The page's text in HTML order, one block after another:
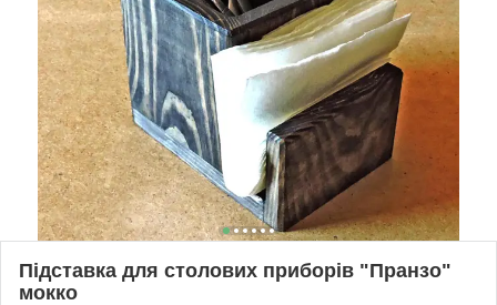
Підставка для столових приборів "Пранзо"
мокко